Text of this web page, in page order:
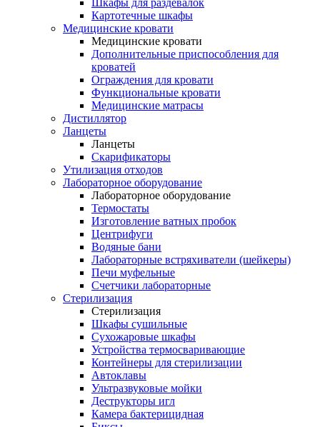
Шкафы для раздевалок
Картотечные шкафы
Медицинские кровати
Медицинские кровати
Дополнительные приспособления для
кроватей
Ограждения для кровати
Функциональные кровати
Медицинские матрасы
Дистиллятор
Ланцеты
Ланцеты
Скарификаторы
Утилизация отходов
Лабораторное оборудование
Лабораторное оборудование
Термостаты
Изготовление ватных пробок
Центрифуги
Водяные бани
Лабораторные встряхиватели (шейкеры)
Печи муфельные
Счетчики лабораторные
Стерилизация
Стерилизация
Шкафы сушильные
Сухожаровые шкафы
Устройства термосваривающие
Контейнеры для стерилизации
Автоклавы
Ультразвуковые мойки
Деструкторы игл
Камера бактерицидная